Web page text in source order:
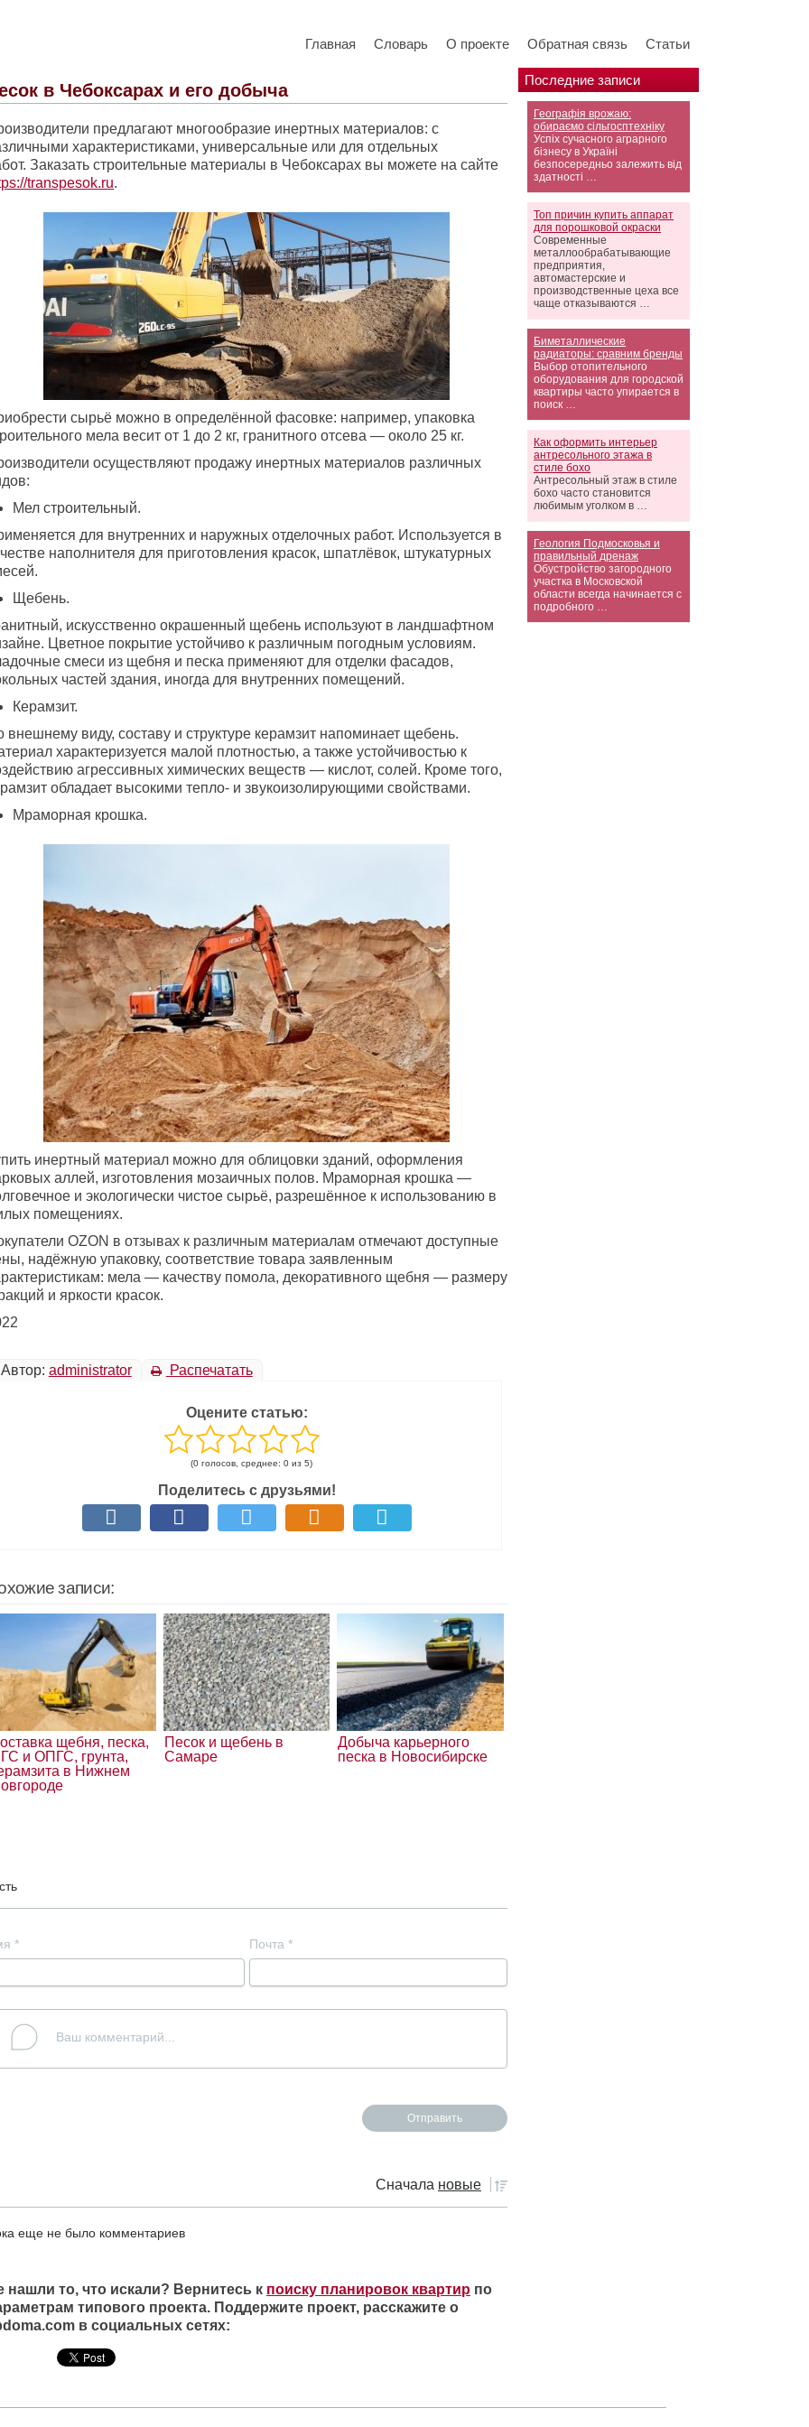
Главная Словарь О проекте Обратная связь Статьи
Последние записи
Географія врожаю:
обираємо сільгосптехніку
Успіх сучасного аграрного
бізнесу в Україні
безпосередньо залежить від
здатності …
Топ причин купить аппарат
для порошковой окраски
Современные
металлообрабатывающие
предприятия,
автомастерские и
производственные цеха все
чаще отказываются …
Биметаллические
радиаторы: сравним бренды
Выбор отопительного
оборудования для городской
квартиры часто упирается в
поиск …
Как оформить интерьер
антресольного этажа в
стиле бохо
Антресольный этаж в стиле
бохо часто становится
любимым уголком в …
Геология Подмосковья и
правильный дренаж
Обустройство загородного
участка в Московской
области всегда начинается с
подробного …
в Чебоксарах и его добыча
предлагают многообразие инертных материалов: с
характеристиками, универсальные или для отдельных
Заказать строительные материалы в Чебоксарах вы можете на сайте
transpesok.ru.
сырьё можно в определённой фасовке: например, упаковка
мела весит от 1 до 2 кг, гранитного отсева — около 25 кг.
осуществляют продажу инертных материалов различных
Мел строительный.
для внутренних и наружных отделочных работ. Используется в
наполнителя для приготовления красок, шпатлёвок, штукатурных
Щебень.
искусственно окрашенный щебень используют в ландшафтном
Цветное покрытие устойчиво к различным погодным условиям.
смеси из щебня и песка применяют для отделки фасадов,
частей здания, иногда для внутренних помещений.
Керамзит.
внешнему виду, составу и структуре керамзит напоминает щебень.
характеризуется малой плотностью, а также устойчивостью к
агрессивных химических веществ — кислот, солей. Кроме того,
обладает высокими тепло- и звукоизолирующими свойствами.
Мраморная крошка.
инертный материал можно для облицовки зданий, оформления
аллей, изготовления мозаичных полов. Мраморная крошка —
и экологически чистое сырьё, разрешённое к использованию в
помещениях.
OZON в отзывах к различным материалам отмечают доступные
надёжную упаковку, соответствие товара заявленным
мела — качеству помола, декоративного щебня — размеру
и яркости красок.
Автор: administrator Распечатать
Оцените статью:
(0 голосов, среднее: 0 из 5)
Поделитесь с друзьями!
записи:
щебня, песка,
и ОПГС, грунта,
в Нижнем
Песок и щебень в
Самаре
Добыча карьерного
песка в Новосибирске
* Почта *
Сначала новые
еще не было комментариев
нашли то, что искали? Вернитесь к поиску планировок квартир по
типового проекта. Поддержите проект, расскажите о
в социальных сетях: